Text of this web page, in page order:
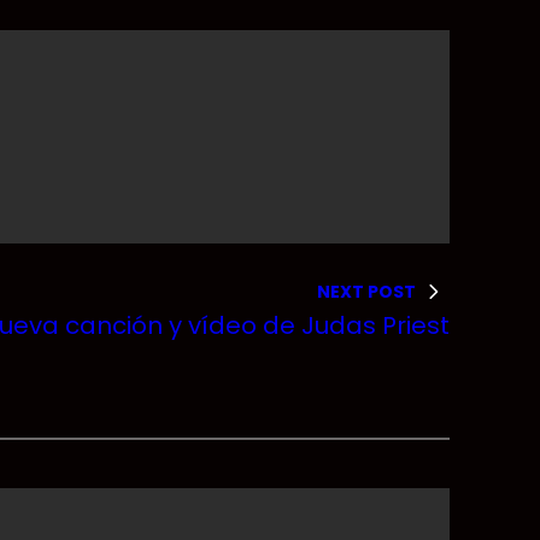
NEXT POST
canción y vídeo de Judas Priest